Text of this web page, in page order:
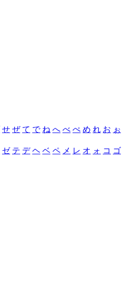
せ ぜ て で ね へ べ ぺ め れ お ぉ
ゼ テ デ ヘ ベ ペ メ レ オ ォ コ ゴ